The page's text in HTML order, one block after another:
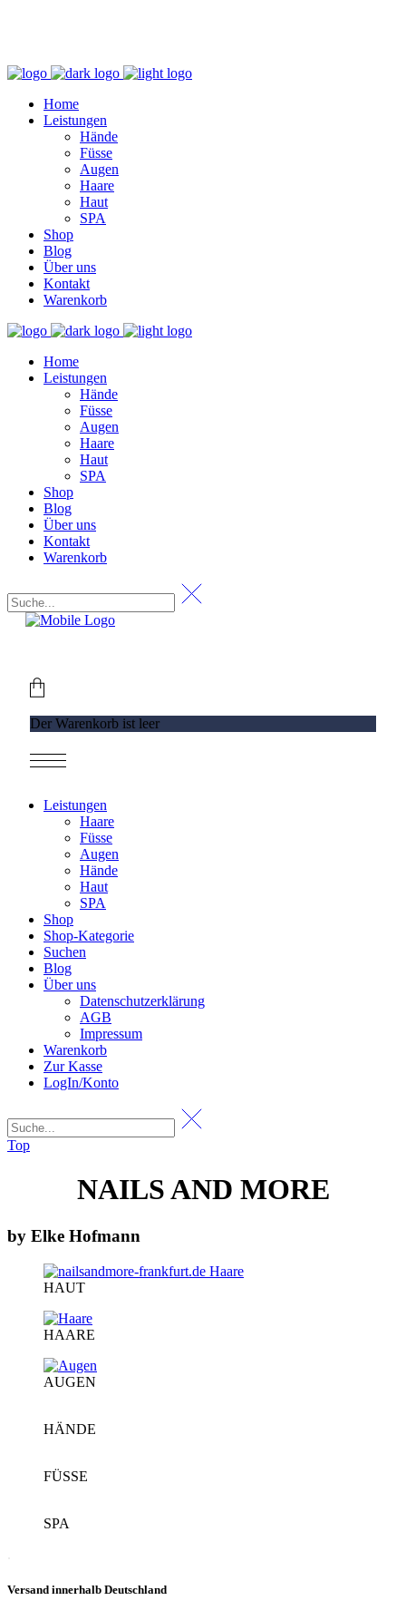
Home
Leistungen
Hände
Füsse
Augen
Haare
Haut
SPA
Shop
Blog
Über uns
Kontakt
Warenkorb
Home
Leistungen
Hände
Füsse
Augen
Haare
Haut
SPA
Shop
Blog
Über uns
Kontakt
Warenkorb
Der Warenkorb ist leer
Leistungen
Haare
Füsse
Augen
Hände
Haut
SPA
Shop
Shop-Kategorie
Suchen
Blog
Über uns
Datenschutzerklärung
AGB
Impressum
Warenkorb
Zur Kasse
LogIn/Konto
Top
NAILS AND MORE
by Elke Hofmann
HAUT
HAARE
AUGEN
HÄNDE
FÜSSE
SPA
Versand innerhalb Deutschland